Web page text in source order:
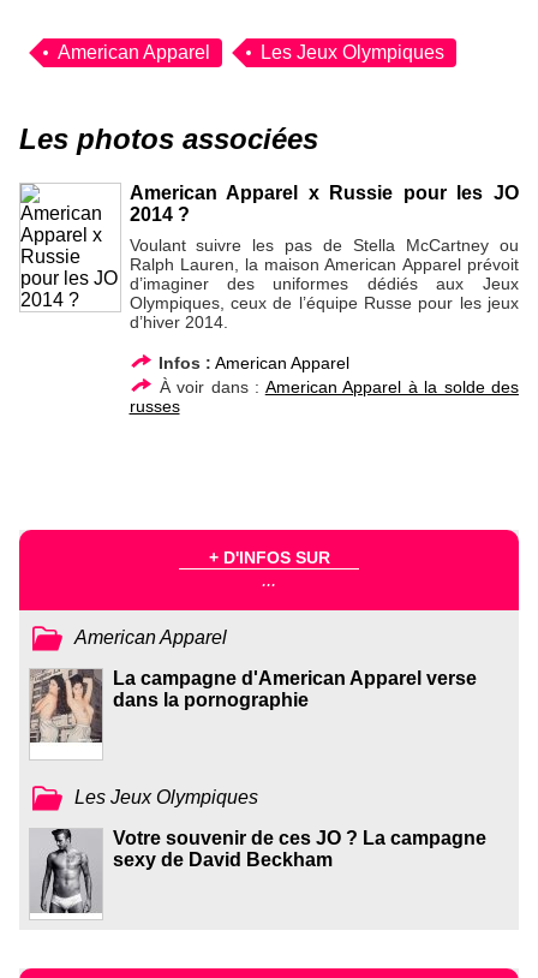
American Apparel Les Jeux Olympiques
Les photos associées
American Apparel x Russie pour les JO
2014 ?
Voulant suivre les pas de Stella McCartney ou
Ralph Lauren, la maison American Apparel prévoit
d’imaginer des uniformes dédiés aux Jeux
Olympiques, ceux de l’équipe Russe pour les jeux
d’hiver 2014.
Infos : American Apparel
À voir dans : American Apparel à la solde des
russes
+ D'INFOS SUR
...
American Apparel
La campagne d'American Apparel verse
dans la pornographie
Les Jeux Olympiques
Votre souvenir de ces JO ? La campagne
sexy de David Beckham